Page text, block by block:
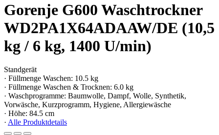
Gorenje G600 Waschtrockner
WD2PA1X64ADAAW/DE (10,5
kg / 6 kg, 1400 U/min)
Standgerät
· Füllmenge Waschen: 10.5 kg
· Füllmenge Waschen & Trocknen: 6.0 kg
· Waschprogramme: Baumwolle, Dampf, Wolle, Synthetik,
Vorwäsche, Kurzprogramm, Hygiene, Allergiewäsche
· Höhe: 84.5 cm
· Alle Produktdetails